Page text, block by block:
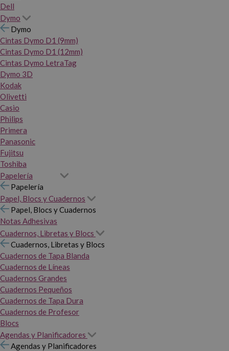
Dell
Dymo
Dymo
Cintas Dymo D1 (9mm)
Cintas Dymo D1 (12mm)
Cintas Dymo LetraTag
Dymo 3D
Kodak
Olivetti
Casio
Philips
Primera
Panasonic
Fujitsu
Toshiba
Papelería
Papelería
Papel, Blocs y Cuadernos
Papel, Blocs y Cuadernos
Notas Adhesivas
Cuadernos, Libretas y Blocs
Cuadernos, Libretas y Blocs
Cuadernos de Tapa Blanda
Cuadernos de Líneas
Cuadernos Grandes
Cuadernos Pequeños
Cuadernos de Tapa Dura
Cuadernos de Profesor
Blocs
Agendas y Planificadores
Agendas y Planificadores